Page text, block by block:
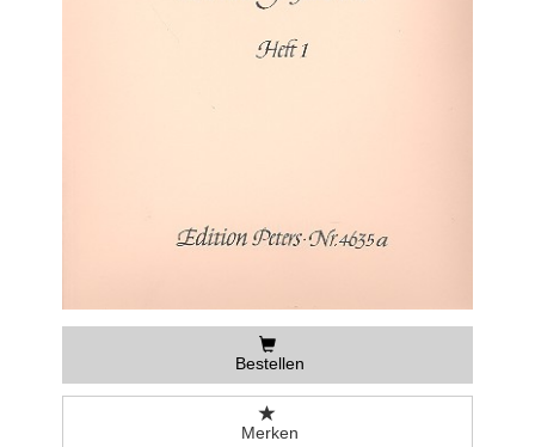
Bestellen
Merken